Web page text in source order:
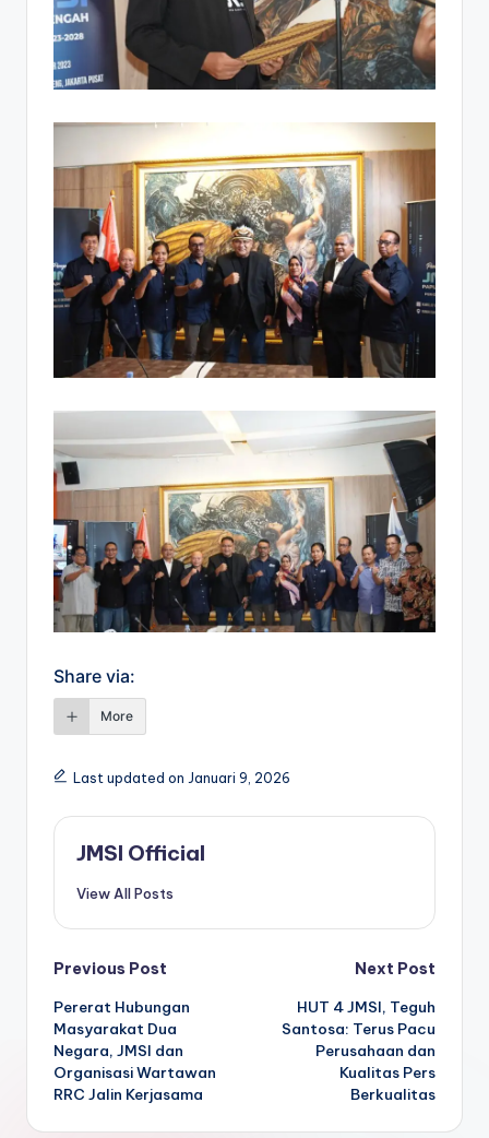
Share via:
More
Last updated on Januari 9, 2026
JMSI Official
View All Posts
Previous Post
Pererat Hubungan
Masyarakat Dua
Negara, JMSI dan
Organisasi Wartawan
RRC Jalin Kerjasama
Next Post
HUT 4 JMSI, Teguh
Santosa: Terus Pacu
Perusahaan dan
Kualitas Pers
Berkualitas